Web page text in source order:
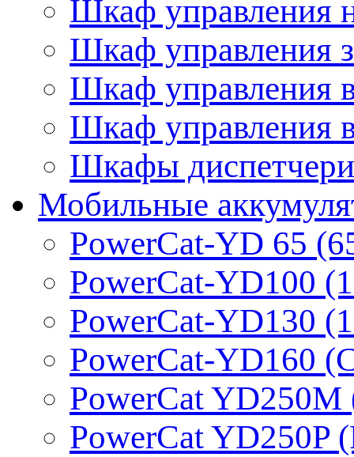
Шкаф управления
Шкаф управления
Шкаф управления
Шкаф управления
Шкафы
Мобильные
PowerCat-YD 65
PowerCat-YD100
PowerCat-YD130
PowerCat-YD160
PowerCat YD250M
PowerCat YD250P